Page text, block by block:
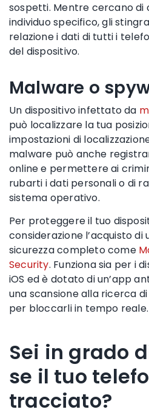
sospetti. Mentre cercano di
individuo specifico, gli
relazione i dati di tutti i
del dispositivo.
Malware o
Un dispositivo infettato da
può localizzare la tua
impostazioni di
malware può anche
online e permettere ai
rubarti i dati personali o di
sistema operativo.
Per proteggere il tuo
considerazione l’acquisto
sicurezza completo come
Security. Funziona sia per i
iOS ed è dotato di un’app
una scansione alla ricerca
per bloccarli in tempo reale.
Sei in grado
se il tuo
tracciato?